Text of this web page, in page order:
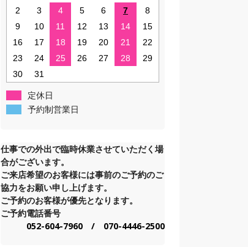
2
3 4 5 6 7
8
9
10 11 12 13 14
15
16
17 18 19 20 21
22
23
24 25 26 27 28
29
30
31
定休日
予約制営業日
仕事での外出で臨時休業させていただく場
合がございます。
ご来店希望のお客様には事前のご予約のご
協力をお願い申し上げます。
ご予約のお客様が優先となります。
ご予約電話番号
052-604-7960 / 070-4446-2500